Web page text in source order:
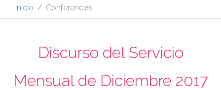
Inicio Conferencias
Discurso del Servicio
Mensual de Diciembre 2017